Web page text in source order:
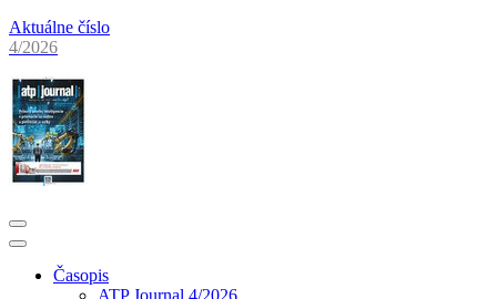
Aktuálne číslo
4/2026
Časopis
ATP Journal 4/2026